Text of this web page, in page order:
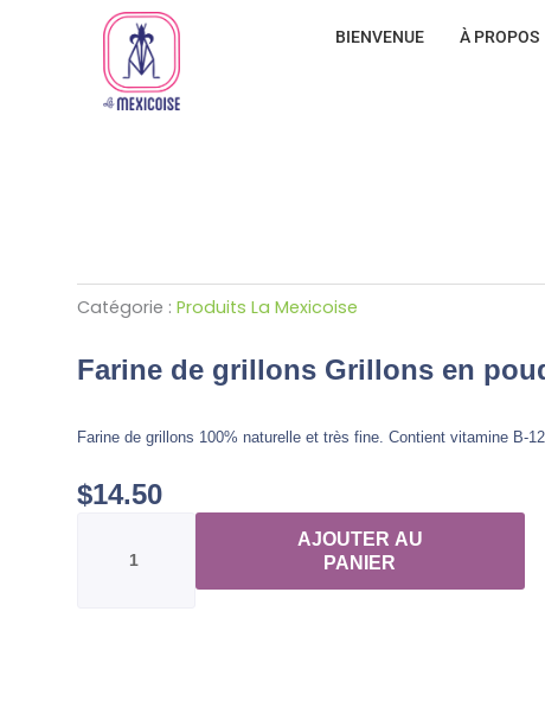
BIENVENUE À PROPOS
Catégorie : Produits La Mexicoise
Farine de grillons Grillons en
Farine de grillons 100% naturelle et très fine. Contient vitamine B-
$14.50
AJOUTER AU
PANIER